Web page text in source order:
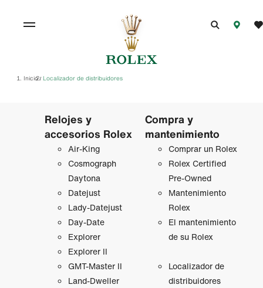
Inicio/ Localizador de distribuidores
Relojes y
accesorios Rolex
Air‑King
Cosmograph
Daytona
Datejust
Lady‑Datejust
Day-Date
Explorer
Explorer II
GMT‑Master II
Land-Dweller
Compra y
mantenimiento
Comprar un Rolex
Rolex Certified
Pre-Owned
Mantenimiento
Rolex
El mantenimiento
de su Rolex
Localizador de
distribuidores